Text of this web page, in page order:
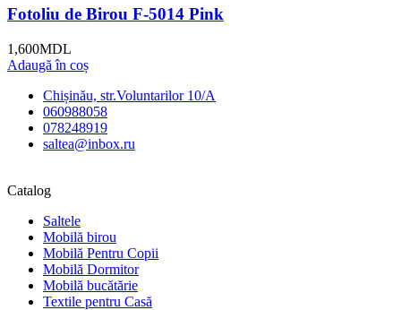
Fotoliu de Birou F-5014 Pink
1,600MDL
Adaugă în coș
Chișinău, str.Voluntarilor 10/A
060988058
078248919
saltea@inbox.ru
Catalog
Saltele
Mobilă birou
Mobilă Pentru Copii
Mobilă Dormitor
Mobilă bucătărie
Textile pentru Casă